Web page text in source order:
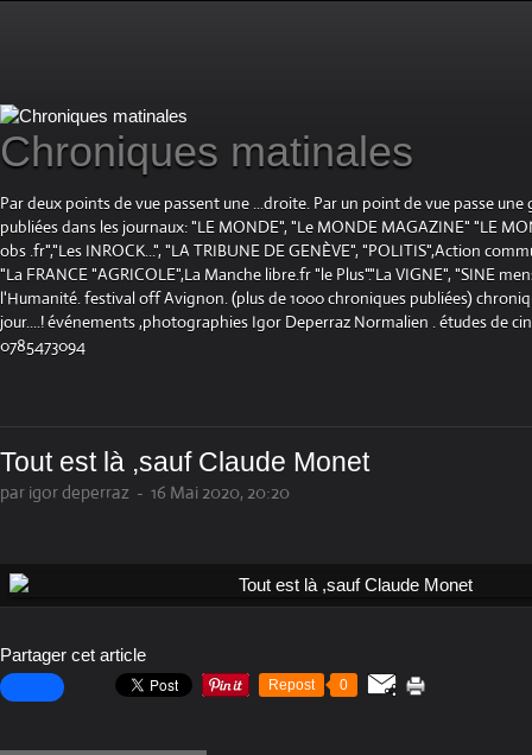
Chroniques matinales
Par deux points de vue passent une ...droite. Par un point de vue passe
publiées dans les journaux: "LE MONDE", "Le MONDE MAGAZINE" "LE
obs .fr","Les INROCK...", "LA TRIBUNE DE GENÈVE", "POLITIS",Action
"La FRANCE "AGRICOLE",La Manche libre.fr "le Plus"."La VIGNE", "SINE
l'Humanité. festival off Avignon. (plus de 1000 chroniques publiées)
jour....! événements ,photographies Igor Deperraz Normalien . études de
0785473094
Tout est là ,sauf Claude Monet
par igor deperraz - 16 Mai 2020, 20:20
Partager cet article
Repost 0